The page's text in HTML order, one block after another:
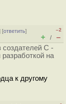
[ответить]
–2
+ / –
создателей С -
на
к другому